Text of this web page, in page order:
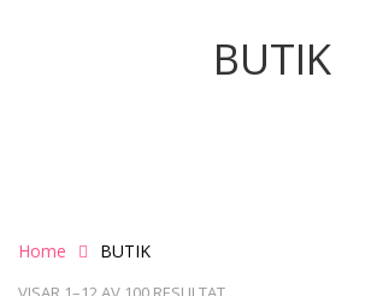
BUTIK
Home BUTIK